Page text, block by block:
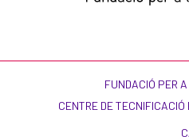
publicant les imatges que
Com puc adherir el meu
FUNDACIÓ PER
CENTRE DE